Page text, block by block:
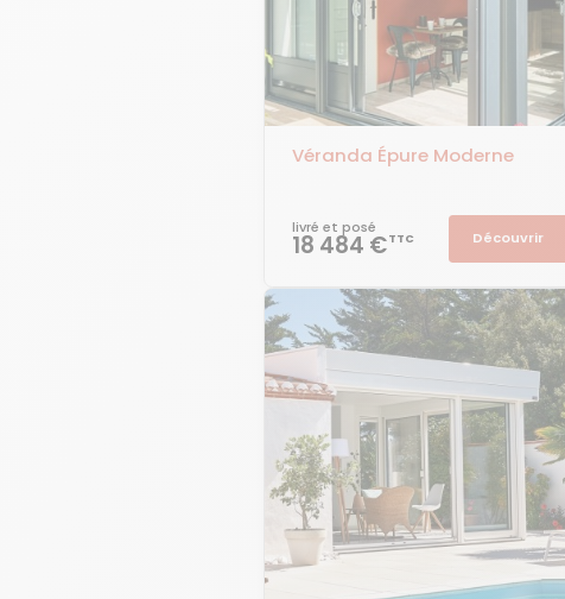
Véranda Épure Moderne
livré et posé
18 484 €TTC Découvrir